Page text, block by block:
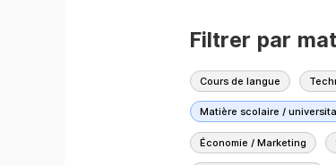
Filtrer par
Cours de langue
Matière scolaire /
Économie / Marketing